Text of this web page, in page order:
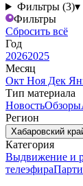
Фильтры (3)▾
Фильтры
Сбросить всё
Год
20262025
Месяц
Окт Ноя Дек
Тип материала
НовостьОбзоры
Регион
Хабаровский
Категория
Выдвижение и
телеэфира